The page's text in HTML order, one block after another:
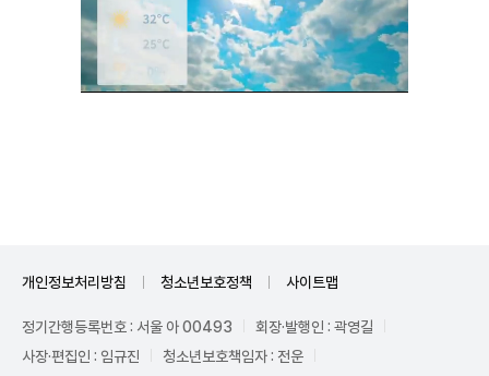
개인정보처리방침 청소년보호정책 사이트맵
정기간행등록번호 : 서울 아 00493
회장·발행인 : 곽영길
사장·편집인 : 임규진
청소년보호책임자 : 전운